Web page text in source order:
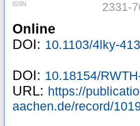
ISSN 2331-
Online
DOI: 10.1103/4lky-
DOI: 10.18154/
URL: https://
aachen.de/record/